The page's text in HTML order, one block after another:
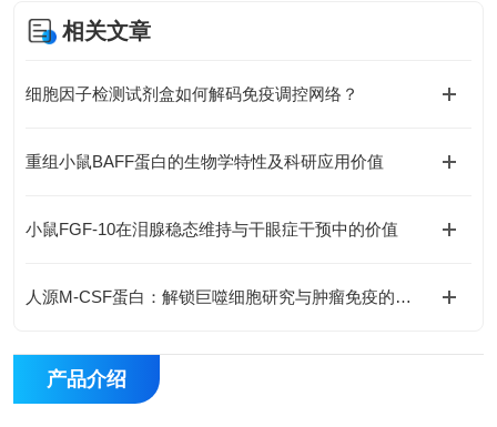
相关文章
细胞因子检测试剂盒如何解码免疫调控网络？
重组小鼠BAFF蛋白的生物学特性及科研应用价值
小鼠FGF-10在泪腺稳态维持与干眼症干预中的价值
人源M-CSF蛋白：解锁巨噬细胞研究与肿瘤免疫的科研密钥
产品介绍